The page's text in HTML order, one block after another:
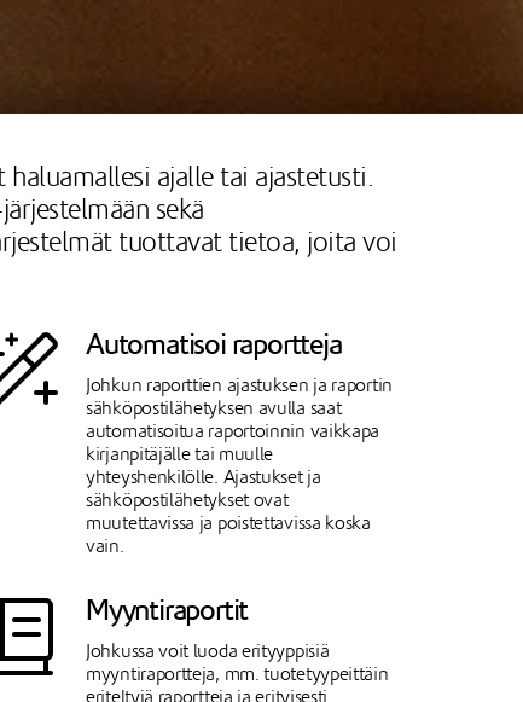
ajalle tai ajastetusti.
sekä
tuottavat tietoa, joita voi
Automatisoi raportteja
Johkun raporttien ajastuksen ja raportin
sähköpostilähetyksen avulla saat
automatisoitua raportoinnin vaikkapa
kirjanpitäjälle tai muulle
yhteyshenkilölle. Ajastukset ja
sähköpostilähetykset ovat
muutettavissa ja poistettavissa koska
vain.
Myyntiraportit
Johkussa voit luoda erityyppisiä
myyntiraportteja, mm. tuotetyypeittäin
eriteltyjä raportteja ja erityisesti